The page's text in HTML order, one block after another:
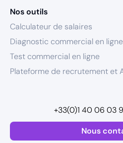
Nos outils
Calculateur de salaires
Diagnostic commercial en ligne
Test commercial en ligne
Plateforme de recrutement et
Nous
+33(0)1 40 06 03